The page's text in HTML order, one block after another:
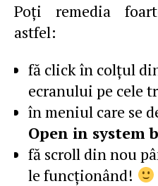
Poţi remedia
astfel:
fă click în colţul
ecranului pe cele
în meniul care se
Open in system
fă scroll din nou
le funcţionând!